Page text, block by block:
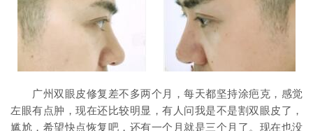
广州双眼皮修复差不多两个月，每天都坚持涂疤克，感觉
左眼有点肿，现在还比较明显，有人问我是不是割双眼皮了，
尴尬，希望快点恢复吧，还有一个月就是三个月了。现在也没